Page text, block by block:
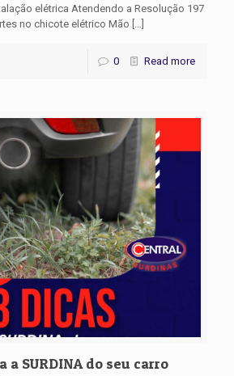
elétrica Atendendo a Resolução 197
no chicote elétrico Mão
0 Read more
a SURDINA do seu carro